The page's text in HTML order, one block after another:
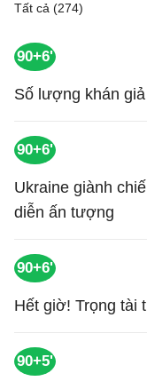
Tất cả (274)
90+6'
Số lượng khán
90+6'
Ukraine giành
diễn ấn tượng
90+6'
Hết giờ! Trọng tài
90+5'